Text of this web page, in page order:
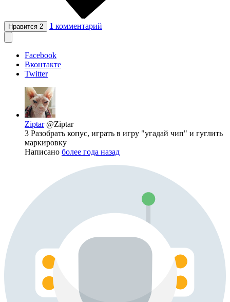
Нравится 2 1 комментарий
Facebook
Вконтакте
Twitter
Ziptar @Ziptar
3 Разобрать копус, играть в игру "угадай чип" и гуглить
маркировку
Написано более года назад